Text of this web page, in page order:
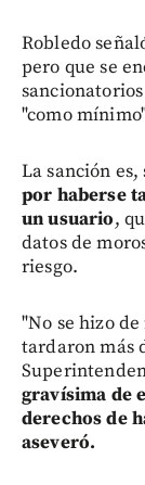
Robledo
pero que se
"como
La sanción es,
por haberse
un usuario,
datos de
riesgo.
"No se hizo
tardaron más
gravísima de
derechos de
aseveró.